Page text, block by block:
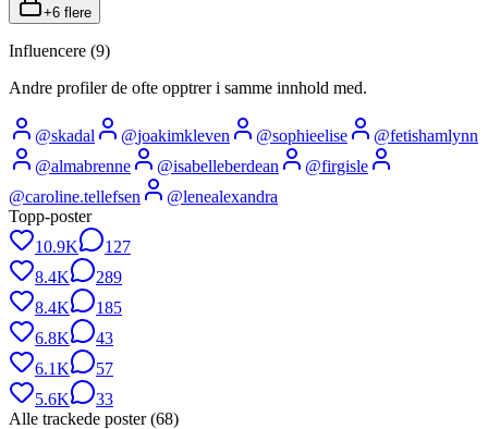
+6 flere
Influencere (9)
Andre profiler de ofte opptrer i samme innhold med.
@skadal @joakimkleven @sophieelise @fetishamlynn
@almabrenne @isabelleberdean @firgisle
@caroline.tellefsen @lenealexandra
Topp-poster
10.9K
127
8.4K
289
8.4K
185
6.8K
43
6.1K
57
5.6K
33
Alle trackede poster (68)